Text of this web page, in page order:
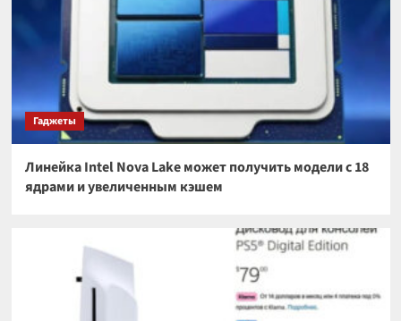
Гаджеты
Линейка Intel Nova Lake может получить модели с 18
ядрами и увеличенным кэшем